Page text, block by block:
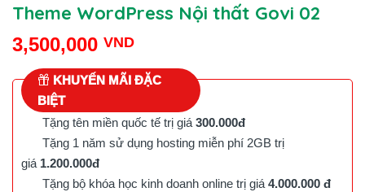
Theme WordPress Nội thất Govi 02
3,500,000 VND
KHUYẾN MÃI ĐẶC
BIỆT
Tặng tên miền quốc tế trị giá 300.000đ
Tặng 1 năm sử dụng hosting miễn phí 2GB trị
giá 1.200.000đ
Tặng bộ khóa học kinh doanh online trị giá 4.000.000 đ